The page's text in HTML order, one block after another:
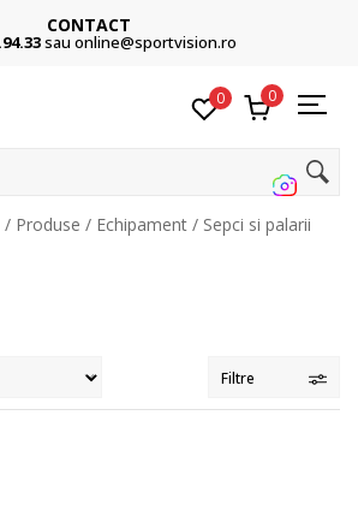
Cumpără acum, plateste mai târziu
3 rate fără dobândă fără card de credit cu
0 0
Produse Echipament
Sepci si palarii
Filtre